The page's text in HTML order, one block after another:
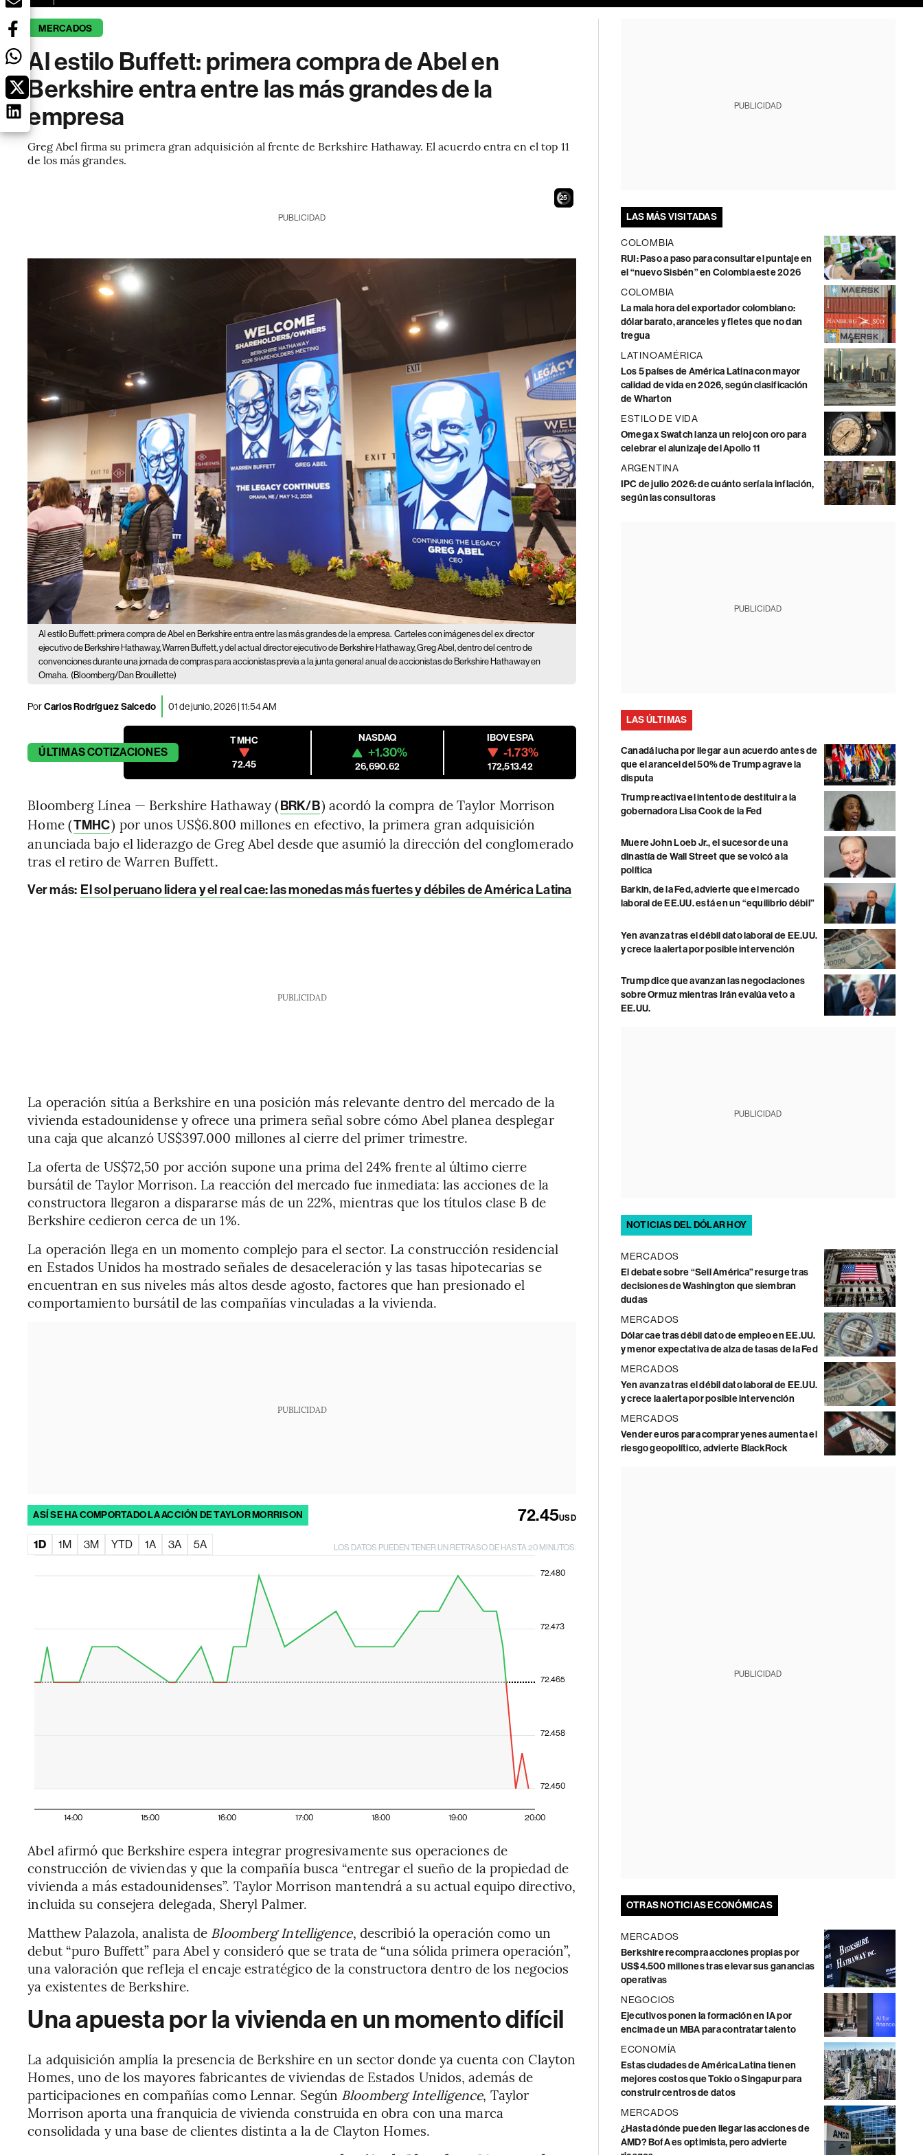
MERCADOS
Al estilo Buffett: primera compra de Abel en
Berkshire entra entre las más grandes de la
empresa
Greg Abel firma su primera gran adquisición al frente de Berkshire Hathaway. El acuerdo entra en el top 11
de los más grandes.
24
PUBLICIDAD
Al estilo Buffett: primera compra de Abel en Berkshire entra entre las más grandes de la empresa. Carteles con imágenes del ex director
ejecutivo de Berkshire Hathaway, Warren Buffett, y del actual director ejecutivo de Berkshire Hathaway, Greg Abel, dentro del centro de
convenciones durante una jornada de compras para accionistas previa a la junta general anual de accionistas de Berkshire Hathaway en
Omaha. (Bloomberg/Dan Brouillette)
PorCarlos Rodríguez Salcedo 01 de junio, 2026 | 11:54 AM
ÚLTIMASCOTIZACIONES
TMHC
72.45
NASDAQ
+1.30%
26,690.62
IBOVESPA
-1.73%
172,513.42
Bloomberg Línea — Berkshire Hathaway (BRK/B) acordó la compra de Taylor Morrison
Home (TMHC) por unos US$6.800 millones en efectivo, la primera gran adquisición
anunciada bajo el liderazgo de Greg Abel desde que asumió la dirección del conglomerado
tras el retiro de Warren Buffett.
Ver más: El sol peruano lidera y el real cae: las monedas más fuertes y débiles de América Latina
PUBLICIDAD
La operación sitúa a Berkshire en una posición más relevante dentro del mercado de la
vivienda estadounidense y ofrece una primera señal sobre cómo Abel planea desplegar
una caja que alcanzó US$397.000 millones al cierre del primer trimestre.
La oferta de US$72,50 por acción supone una prima del 24% frente al último cierre
bursátil de Taylor Morrison. La reacción del mercado fue inmediata: las acciones de la
constructora llegaron a dispararse más de un 22%, mientras que los títulos clase B de
Berkshire cedieron cerca de un 1%.
La operación llega en un momento complejo para el sector. La construcción residencial
en Estados Unidos ha mostrado señales de desaceleración y las tasas hipotecarias se
encuentran en sus niveles más altos desde agosto, factores que han presionado el
comportamiento bursátil de las compañías vinculadas a la vivienda.
PUBLICIDAD
ASÍ SE HA COMPORTADO LA ACCIÓN DE TAYLOR MORRISON 72.45USD
1D 1M 3M YTD 1A 3A 5A LOS DATOS PUEDEN TENER UN RETRASO DE HASTA 20 MINUTOS.
14:00 15:00 16:00 17:00 18:00 19:00 20:00
72.450
72.458
72.465
72.473
72.480
Abel afirmó que Berkshire espera integrar progresivamente sus operaciones de
construcción de viviendas y que la compañía busca “entregar el sueño de la propiedad de
vivienda a más estadounidenses”. Taylor Morrison mantendrá a su actual equipo directivo,
incluida su consejera delegada, Sheryl Palmer.
Matthew Palazola, analista de Bloomberg Intelligence, describió la operación como un
debut “puro Buffett” para Abel y consideró que se trata de “una sólida primera operación”,
una valoración que refleja el encaje estratégico de la constructora dentro de los negocios
ya existentes de Berkshire.
Una apuesta por la vivienda en un momento difícil
La adquisición amplía la presencia de Berkshire en un sector donde ya cuenta con Clayton
Homes, uno de los mayores fabricantes de viviendas de Estados Unidos, además de
participaciones en compañías como Lennar. Según Bloomberg Intelligence, Taylor
Morrison aporta una franquicia de vivienda construida en obra con una marca
consolidada y una base de clientes distinta a la de Clayton Homes.
PUBLICIDAD
LAS MÁS VISITADAS
COLOMBIA
RUI: Paso a paso para consultar el puntaje en
el “nuevo Sisbén” en Colombia este 2026
COLOMBIA
La mala hora del exportador colombiano:
dólar barato, aranceles y fletes que no dan
tregua
LATINOAMÉRICA
Los 5 países de América Latina con mayor
calidad de vida en 2026, según clasificación
de Wharton
ESTILO DE VIDA
Omega x Swatch lanza un reloj con oro para
celebrar el alunizaje del Apollo 11
ARGENTINA
IPC de julio 2026: de cuánto sería la inflación,
según las consultoras
PUBLICIDAD
LAS ÚLTIMAS
Canadá lucha por llegar a un acuerdo antes de
que el arancel del 50% de Trump agrave la
disputa
Trump reactiva el intento de destituir a la
gobernadora Lisa Cook de la Fed
Muere John Loeb Jr., el sucesor de una
dinastía de Wall Street que se volcó a la
política
Barkin, de la Fed, advierte que el mercado
laboral de EE.UU. está en un “equilibrio débil”
Yen avanza tras el débil dato laboral de EE.UU.
y crece la alerta por posible intervención
Trump dice que avanzan las negociaciones
sobre Ormuz mientras Irán evalúa veto a
EE.UU.
PUBLICIDAD
NOTICIAS DEL DÓLAR HOY
MERCADOS
El debate sobre “Sell América” resurge tras
decisiones de Washington que siembran
dudas
MERCADOS
Dólar cae tras débil dato de empleo en EE.UU.
y menor expectativa de alza de tasas de la Fed
MERCADOS
Yen avanza tras el débil dato laboral de EE.UU.
y crece la alerta por posible intervención
MERCADOS
Vender euros para comprar yenes aumenta el
riesgo geopolítico, advierte BlackRock
PUBLICIDAD
OTRAS NOTICIAS ECONÓMICAS
MERCADOS
Berkshire recompra acciones propias por
US$4.500 millones tras elevar sus ganancias
operativas
NEGOCIOS
Ejecutivos ponen la formación en IA por
encima de un MBA para contratar talento
ECONOMÍA
Estas ciudades de América Latina tienen
mejores costos que Tokio o Singapur para
construir centros de datos
MERCADOS
¿Hasta dónde pueden llegar las acciones de
AMD? BofA es optimista, pero advierte